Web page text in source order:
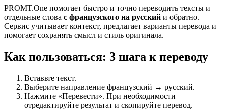
PROMT.One помогает быстро и точно переводить тексты и
отдельные слова с французского на русский и обратно.
Сервис учитывает контекст, предлагает варианты перевода и
помогает сохранять смысл и стиль оригинала.
Как пользоваться: 3 шага к переводу
Вставьте текст.
Выберите направление французский ↔ русский.
Нажмите «Перевести». При необходимости
отредактируйте результат и скопируйте перевод.